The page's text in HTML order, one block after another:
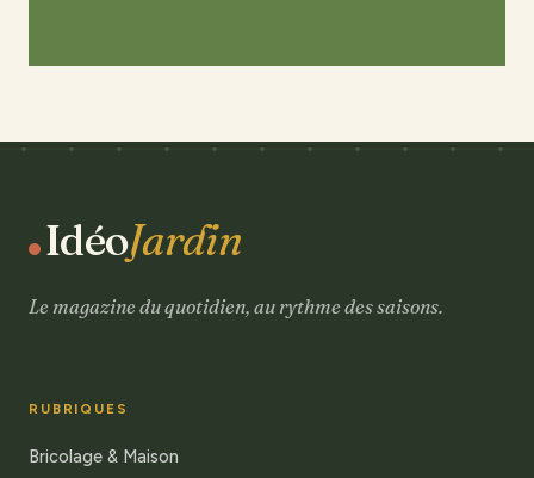
IdéoJardin
Le magazine du quotidien, au rythme des saisons.
RUBRIQUES
Bricolage & Maison